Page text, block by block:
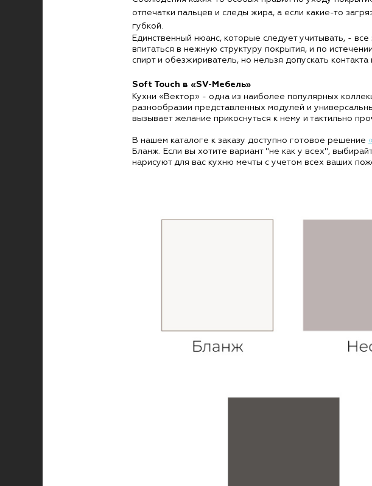
отпечатки пальцев и следы жира, а если какие-то
губкой.
Единственный нюанс, которые следует учитывать, -
впитаться в нежную структуру покрытия, и по
спирт и обезжириватель, но нельзя допускать
Soft Touch в «SV-Мебель»
Кухни «Вектор» - одна из наиболее популярных
разнообразии представленных модулей и
вызывает желание прикоснуться к нему и тактильно
В нашем каталоге к заказу доступно готовое решение
Бланж. Если вы хотите вариант "не как у всех",
нарисуют для вас кухню мечты с учетом всех ваших